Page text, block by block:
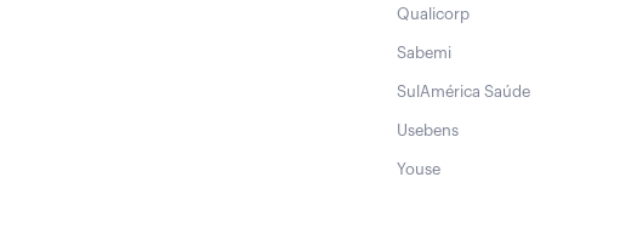
Qualicorp
Sabemi
SulAmérica Saúde
Usebens
Youse